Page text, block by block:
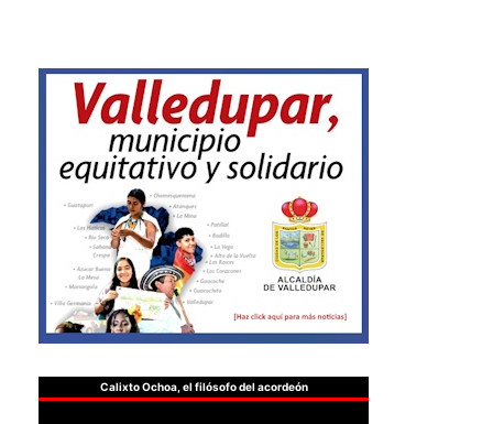
Calixto Ochoa, el filósofo del acordeón